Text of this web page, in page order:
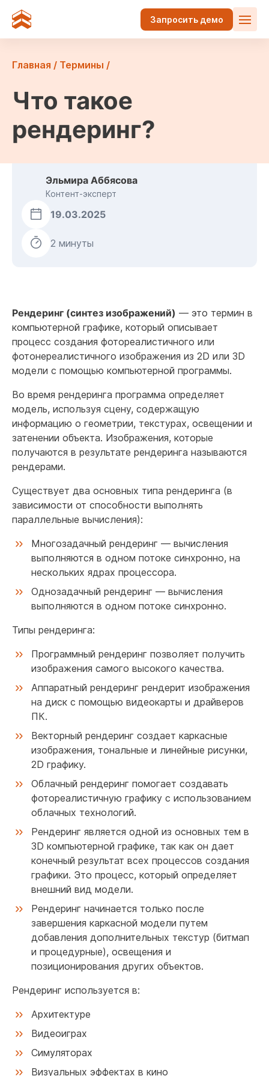
Запросить демо
Главная / Термины /
Что такое
рендеринг?
Эльмира Аббясова
Контент-эксперт
19.03.2025
2 минуты
Рендеринг (синтез изображений) — это термин в
компьютерной графике, который описывает
процесс создания фотореалистичного или
фотонереалистичного изображения из 2D или 3D
модели с помощью компьютерной программы.
Во время рендеринга программа определяет
модель, используя сцену, содержащую
информацию о геометрии, текстурах, освещении и
затенении объекта. Изображения, которые
получаются в результате рендеринга называются
рендерами.
Существует два основных типа рендеринга (в
зависимости от способности выполнять
параллельные вычисления):
Многозадачный рендеринг — вычисления
выполняются в одном потоке синхронно, на
нескольких ядрах процессора.
Однозадачный рендеринг — вычисления
выполняются в одном потоке синхронно.
Типы рендеринга:
Программный рендеринг позволяет получить
изображения самого высокого качества.
Аппаратный рендеринг рендерит изображения
на диск с помощью видеокарты и драйверов
ПК.
Векторный рендеринг создает каркасные
изображения, тональные и линейные рисунки,
2D графику.
Облачный рендеринг помогает создавать
фотореалистичную графику с использованием
облачных технологий.
Рендеринг является одной из основных тем в
3D компьютерной графике, так как он дает
конечный результат всех процессов создания
графики. Это процесс, который определяет
внешний вид модели.
Рендеринг начинается только после
завершения каркасной модели путем
добавления дополнительных текстур (битмап
и процедурные), освещения и
позиционирования других объектов.
Рендеринг используется в:
Архитектуре
Видеоиграх
Симуляторах
Визуальных эффектах в кино